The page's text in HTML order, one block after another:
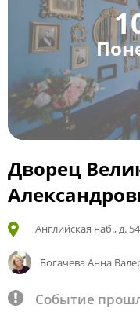
Дворец
Английская наб., д. 54
Богачева Анна
Событие